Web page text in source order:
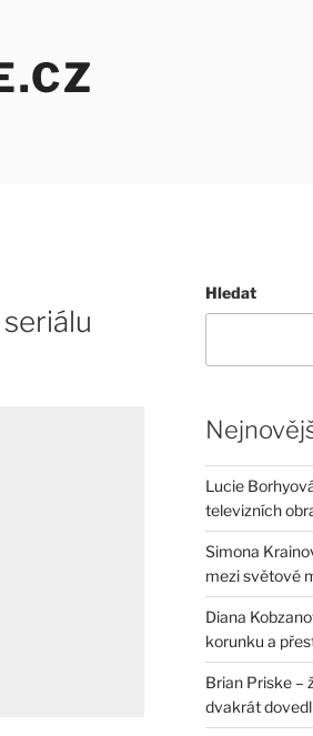
Hledat
Lucie
televizních
Simona
mezi světové
Diana
korunku a
Brian Priske –
dvakrát